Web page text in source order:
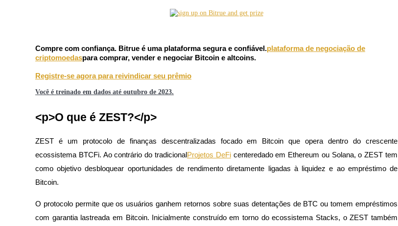
Copiar Trading
Junte-se aos principais traders
Desfrute da partilha de lucros e comissões de copy trading
Compre com confiança. Bitrue é uma plataforma segura e confiável.plataforma de negociação de
criptomoedaspara comprar, vender e negociar Bitcoin e altcoins.
Registre-se agora para reivindicar seu prêmio
Você é treinado em dados até outubro de 2023.
<p>O que é ZEST?</p>
ZEST é um protocolo de finanças descentralizadas focado em Bitcoin que opera dentro do crescente
ecossistema BTCFi. Ao contrário do tradicional Projetos DeFi centeredado em Ethereum ou Solana, o ZEST tem
como objetivo desbloquear oportunidades de rendimento diretamente ligadas à liquidez e ao empréstimo de
Bitcoin.
O protocolo permite que os usuários ganhem retornos sobre suas detentações de BTC ou tomem empréstimos
com garantia lastreada em Bitcoin. Inicialmente construído em torno do ecossistema Stacks, o ZEST também